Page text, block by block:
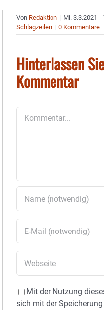
Von Redaktion | Mi. 3.3.2021 -
Schlagzeilen | 0 Kommentare
Hinterlassen
Kommentar
Mit der Nutzung
sich mit der